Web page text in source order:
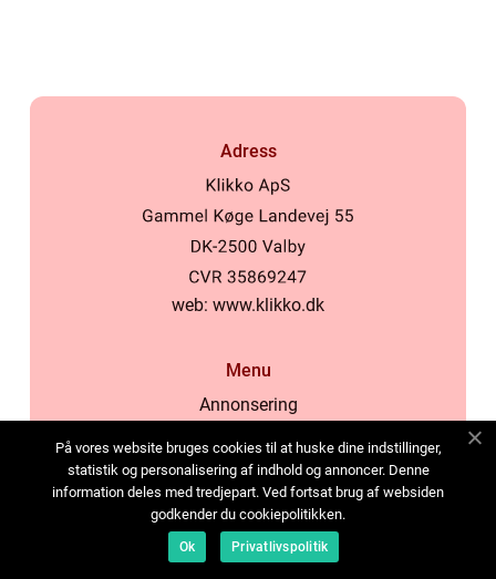
Adress
web: www.klikko.dk
Menu
Annonsering
Cookies
Kontakta oss
Sitemap
På vores website bruges cookies til at huske dine indstillinger,
statistik og personalisering af indhold og annoncer. Denne
information deles med tredjepart. Ved fortsat brug af websiden
godkender du cookiepolitikken.
Ok Privatlivspolitik